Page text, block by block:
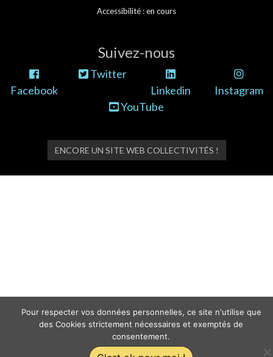
Accessibilité : en cours
Suivez-nous
Facebook
Twitter
Linkedin
Instagram
YouTube
ENCORE UN SITE WEB COLLECTIVITÉS !
Pour respecter vos données personnelles, ce site n'utilise que
des Cookies strictement nécessaires et exemptés de
consentement.